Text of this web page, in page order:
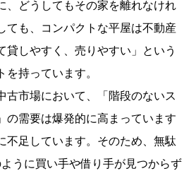
、どうしてもその家を離れなけれ
ても、コンパクトな平屋は不動産
貸しやすく、売りやすい」という
を持っています。
古市場において、「階段のないス
の需要は爆発的に高まっています
不足しています。そのため、無駄
うに買い手や借り手が見つからず